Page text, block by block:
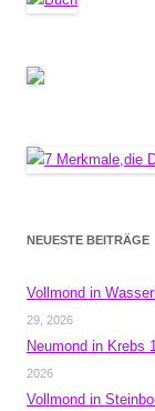
NEUESTE BEITRÄGE
Vollmond in
29, 2026
Neumond in Krebs
2026
Vollmond in